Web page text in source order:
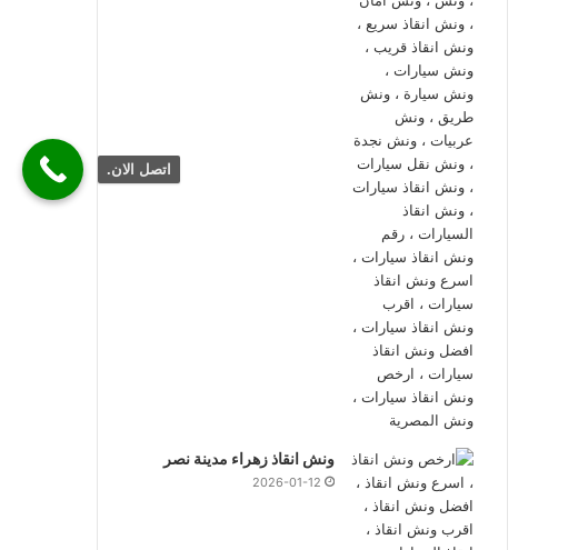
ونش انقاذ زهراء مدينة نصر
2026-01-12
اتصل الان.